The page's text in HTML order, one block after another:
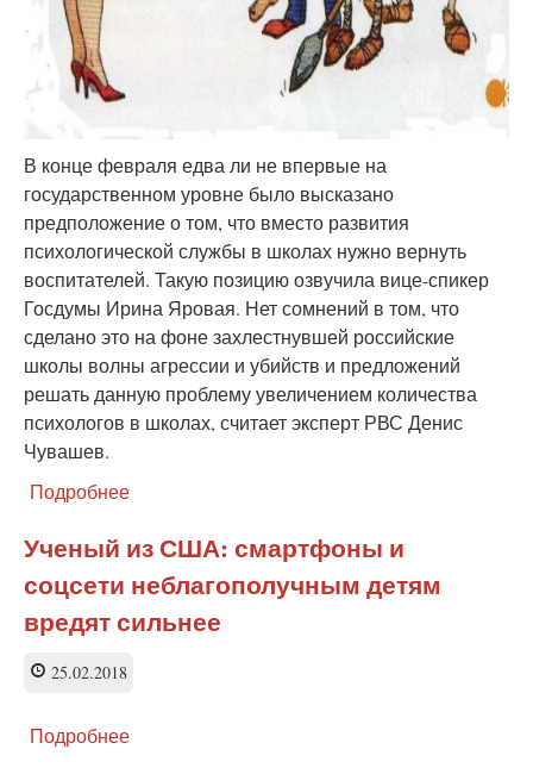
В конце февраля едва ли не впервые на
государственном уровне было высказано
предположение о том, что вместо развития
психологической службы в школах нужно вернуть
воспитателей. Такую позицию озвучила вице-спикер
Госдумы Ирина Яровая. Нет сомнений в том, что
сделано это на фоне захлестнувшей российские
школы волны агрессии и убийств и предложений
решать данную проблему увеличением количества
психологов в школах, считает эксперт РВС Денис
Чувашев.
Подробнее
против
психологов
в
детям
Ученый из США: смартфоны и
соцсети неблагополучным детям
вредят сильнее
25.02.2018
Подробнее